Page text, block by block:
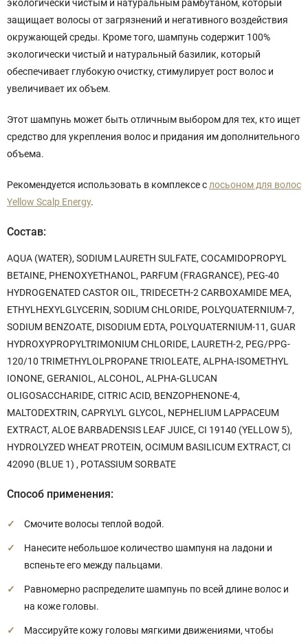
экологически чистым и натуральным рамбутаном, который
защищает волосы от загрязнений и негативного воздействия
окружающей среды. Кроме того, шампунь содержит 100%
экологически чистый и натуральный базилик, который
обеспечивает глубокую очистку, стимулирует рост волос и
увеличивает их объем.
Этот шампунь может быть отличным выбором для тех, кто ищет
средство для укрепления волос и придания им дополнительного
объема.
Рекомендуется использовать в комплексе с лосьоном для волос
Yellow Scalp Energy.
Состав:
AQUA (WATER), SODIUM LAURETH SULFATE, COCAMIDOPROPYL
BETAINE, PHENOXYETHANOL, PARFUM (FRAGRANCE), PEG-40
HYDROGENATED CASTOR OIL, TRIDECETH-2 CARBOXAMIDE MEA,
ETHYLHEXYLGLYCERIN, SODIUM CHLORIDE, POLYQUATERNIUM-7,
SODIUM BENZOATE, DISODIUM EDTA, POLYQUATERNIUM-11, GUAR
HYDROXYPROPYLTRIMONIUM CHLORIDE, LAURETH-2, PEG/PPG-
120/10 TRIMETHYLOLPROPANE TRIOLEATE, ALPHA-ISOMETHYL
IONONE, GERANIOL, ALCOHOL, ALPHA-GLUCAN
OLIGOSACCHARIDE, CITRIC ACID, BENZOPHENONE-4,
MALTODEXTRIN, CAPRYLYL GLYCOL, NEPHELIUM LAPPACEUM
EXTRACT, ALOE BARBADENSIS LEAF JUICE, CI 19140 (YELLOW 5),
HYDROLYZED WHEAT PROTEIN, OCIMUM BASILICUM EXTRACT, CI
42090 (BLUE 1) , POTASSIUM SORBATE
Способ применения:
Смочите волосы теплой водой.
Нанесите небольшое количество шампуня на ладони и
вспеньте его между пальцами.
Равномерно распределите шампунь по всей длине волос и
на коже головы.
Массируйте кожу головы мягкими движениями, чтобы